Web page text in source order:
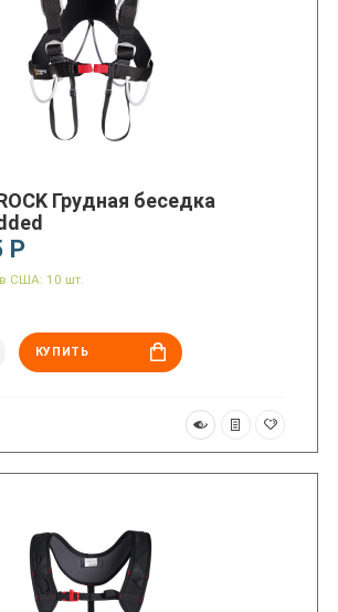
Грудная беседка
Р
США: 10 шт.
КУПИТЬ